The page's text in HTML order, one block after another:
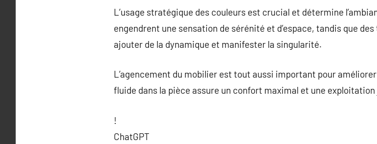
L’usage stratégique des couleurs est crucial et détermine
engendrent une sensation de sérénité et d’espace, tandis que
ajouter de la dynamique et manifester la singularité.
L’agencement du mobilier est tout aussi important pour
fluide dans la pièce assure un confort maximal et une exploitation
!
ChatGPT